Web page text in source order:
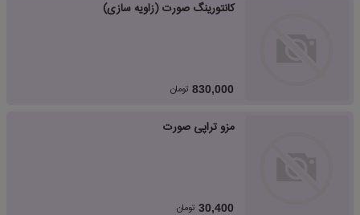
کانتورینگ صورت (زاویه سازی)
830,000 تومان
مزو تراپی صورت
30,400 تومان